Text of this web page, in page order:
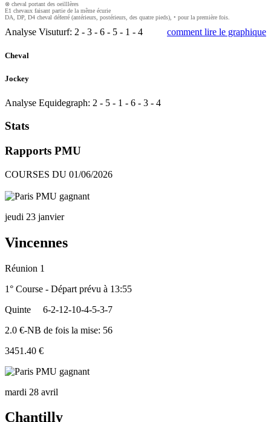
⊗ cheval portant des oeilllères
E1 chevaux faisant partie de la même écurie
DA, DP, D4 cheval déferré (antérieurs, postérieurs, des quatre pieds), • pour la première fois.
Analyse Visuturf: 2 - 3 - 6 - 5 - 1 - 4 comment lire le graphique
Cheval
Jockey
Analyse Equidegraph: 2 - 5 - 1 - 6 - 3 - 4
Stats
Rapports PMU
COURSES DU 01/06/2026
jeudi 23 janvier
Vincennes
Réunion 1
1° Course - Départ prévu à 13:55
Quinte
6-2-12-10-4-5-3-7
2.0 €-NB de fois la mise: 56
3451.40 €
mardi 28 avril
Chantilly